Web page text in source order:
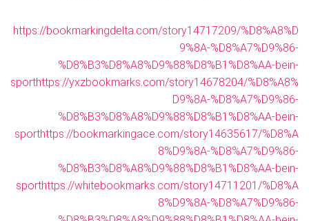
https://bookmarkingdelta.com/story14717209/%D8%A8%D
9%8A-%D8%A7%D9%86-
%D8%B3%D8%A8%D9%88%D8%B1%D8%AA-bein-
sporthttps://yxzbookmarks.com/story14678204/%D8%A8%
D9%8A-%D8%A7%D9%86-
%D8%B3%D8%A8%D9%88%D8%B1%D8%AA-bein-
sporthttps://bookmarkingace.com/story14635617/%D8%A
8%D9%8A-%D8%A7%D9%86-
%D8%B3%D8%A8%D9%88%D8%B1%D8%AA-bein-
sporthttps://whitebookmarks.com/story14711201/%D8%A
8%D9%8A-%D8%A7%D9%86-